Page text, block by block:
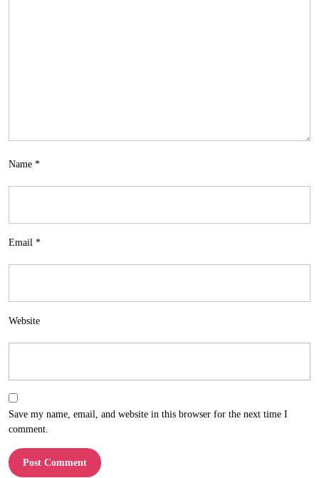
Name *
Email *
Website
Save my name, email, and website in this browser for the next time I
comment.